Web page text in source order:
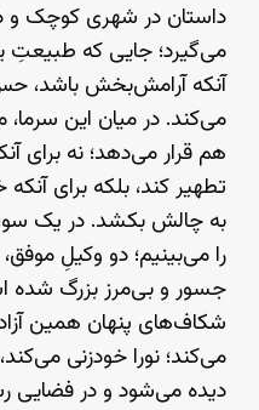
داستان در شهری کوچک و
می‌گیرد؛ جایی که طبیعتِ
آنکه آرامش‌بخش باشد،
می‌کند. در میان این سرما،
هم قرار می‌دهد؛ نه برای
تطهیر کند، بلکه برای
به چالش بکشد. در یک
را می‌بینیم؛ دو وکیلِ موفق،
جسور و بی‌مرز بزرگ شده
شکاف‌های پنهان همین
می‌کند؛ نورا خودزنی
دیده می‌شود و در فضایی